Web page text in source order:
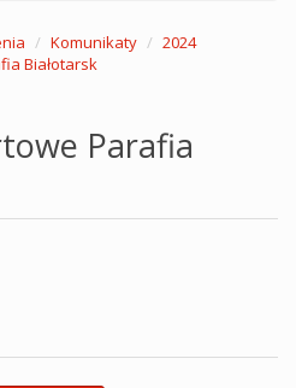
Komunikaty
2024
Białotarsk
Parafia